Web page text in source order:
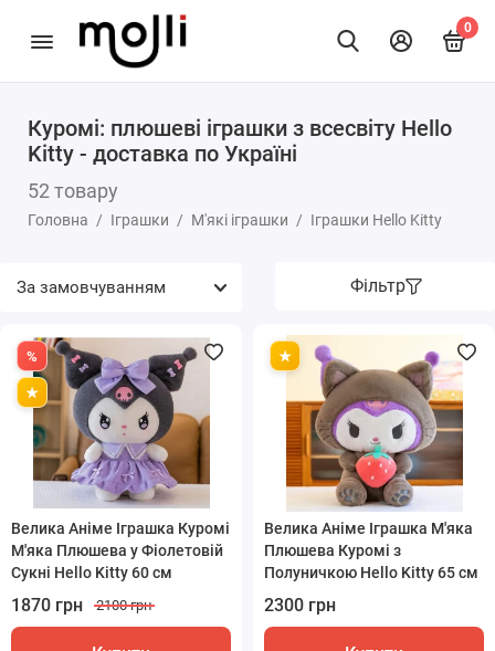
0
Куромі: плюшеві іграшки з всесвіту Hello
Kitty - доставка по Україні
52 товару
Головна Іграшки М'які іграшки Іграшки Hello Kitty
Для Самих Маленьких
Іграшкова Зброя
Інтерактивні
Іспанські Ляльки
Коляски Для Ляльок
Ляльки Реборн
М'які іграшки
Радіокеровані
Фільтр
Велика Аніме Іграшка Куромі
М'яка Плюшева у Фіолетовій
Сукні Hello Kitty 60 см
1870 грн 2100 грн
Велика Аніме Іграшка М'яка
Плюшева Куромі з
Полуничкою Hello Kitty 65 см
2300 грн